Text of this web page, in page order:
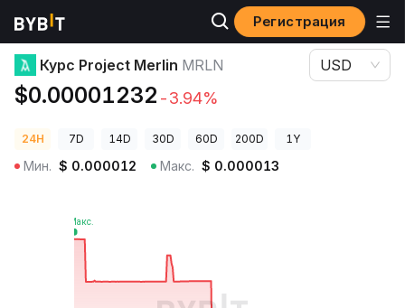
Регистрация
Цены криптовалют Курс Project Merlin MRLN
Курс Project Merlin MRLN
$0.00001232 -3.94%
USD
24H 7D 14D 30D 60D 200D 1Y
Мин. $ 0.000012 Макс. $ 0.000013